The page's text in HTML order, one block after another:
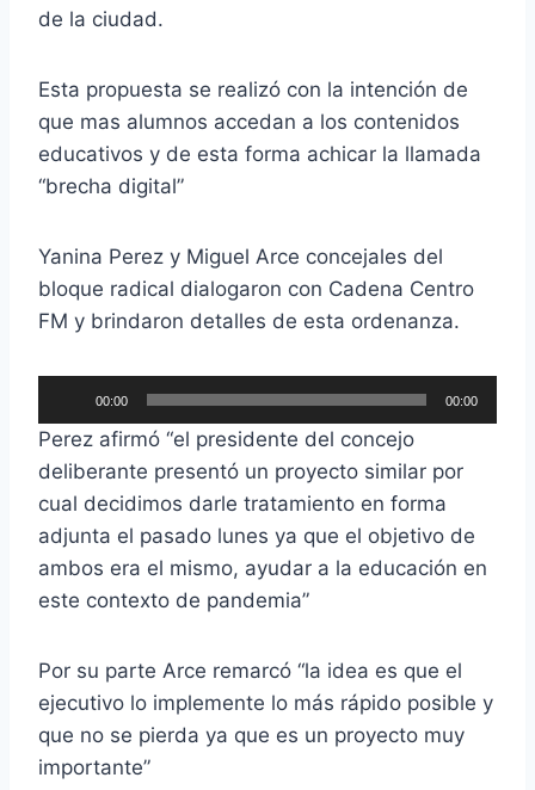
de la ciudad.
Esta propuesta se realizó con la intención de
que mas alumnos accedan a los contenidos
educativos y de esta forma achicar la llamada
“brecha digital”
Yanina Perez y Miguel Arce concejales del
bloque radical dialogaron con Cadena Centro
FM y brindaron detalles de esta ordenanza.
e
p
r
o
d
u
c
o
r
d
e
00:00 00:00
Perez afirmó “el presidente del concejo
deliberante presentó un proyecto similar por
cual decidimos darle tratamiento en forma
adjunta el pasado lunes ya que el objetivo de
ambos era el mismo, ayudar a la educación en
este contexto de pandemia”
Por su parte Arce remarcó “la idea es que el
ejecutivo lo implemente lo más rápido posible y
que no se pierda ya que es un proyecto muy
importante”